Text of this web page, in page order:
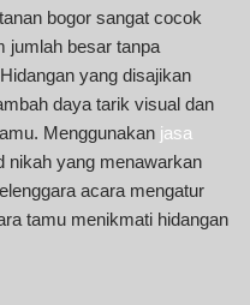
bogor sangat cocok
jumlah besar tanpa
yang disajikan
daya tarik visual dan
Menggunakan jasa
nikah yang menawarkan
acara mengatur
tamu menikmati hidangan